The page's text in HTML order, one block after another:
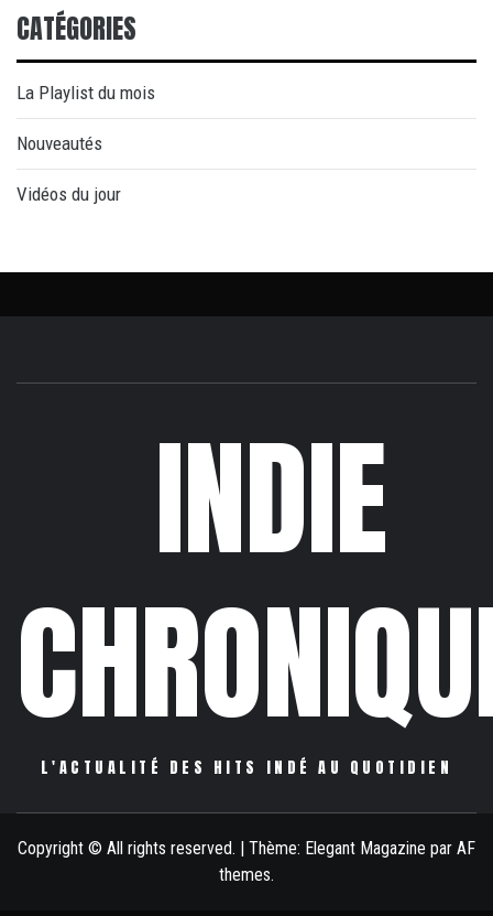
CATÉGORIES
La Playlist du mois
Nouveautés
Vidéos du jour
INDIE
L'ACTUALITÉ DES HITS INDÉ AU QUOTIDIEN
Copyright © All rights reserved. Thème: Elegant Magazine par AF
themes.